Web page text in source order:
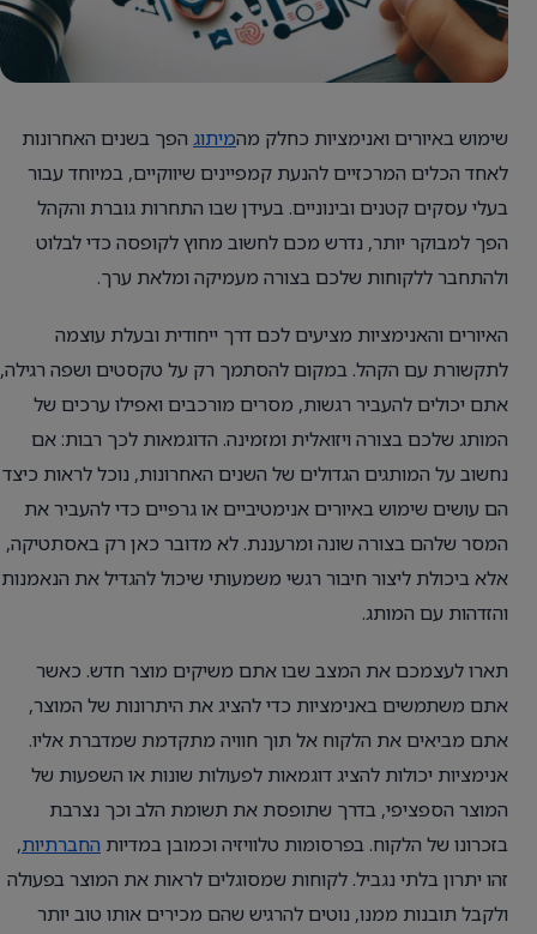
שימוש באיורים ואנימציות כחלק מהמיתוג הפך בשנים האחרונות
לאחד הכלים המרכזיים להנעת קמפיינים שיווקיים, במיוחד עבור
בעלי עסקים קטנים ובינוניים. בעידן שבו התחרות גוברת והקהל
הפך למבוקר יותר, נדרש מכם לחשוב מחוץ לקופסה כדי לבלוט
ולהתחבר ללקוחות שלכם בצורה מעמיקה ומלאת ערך.
האיורים והאנימציות מציעים לכם דרך ייחודית ובעלת עוצמה
לתקשורת עם הקהל. במקום להסתמך רק על טקסטים ושפה רגילה,
אתם יכולים להעביר רגשות, מסרים מורכבים ואפילו ערכים של
המותג שלכם בצורה ויזואלית ומזמינה. הדוגמאות לכך רבות: אם
נחשוב על המותגים הגדולים של השנים האחרונות, נוכל לראות כיצד
הם עושים שימוש באיורים אנימטיביים או גרפיים כדי להעביר את
המסר שלהם בצורה שונה ומרעננת. לא מדובר כאן רק באסתטיקה,
אלא ביכולת ליצור חיבור רגשי משמעותי שיכול להגדיל את הנאמנות
והזדהות עם המותג.
תארו לעצמכם את המצב שבו אתם משיקים מוצר חדש. כאשר
אתם משתמשים באנימציות כדי להציג את היתרונות של המוצר,
אתם מביאים את הלקוח אל תוך חוויה מתקדמת שמדברת אליו.
אנימציות יכולות להציג דוגמאות לפעולות שונות או השפעות של
המוצר הספציפי, בדרך שתופסת את תשומת הלב וכך נצרבת
בזכרונו של הלקוח. בפרסומות טלוויזיה וכמובן במדיות החברתיות,
זהו יתרון בלתי נגביל. לקוחות שמסוגלים לראות את המוצר בפעולה
ולקבל תובנות ממנו, נוטים להרגיש שהם מכירים אותו טוב יותר